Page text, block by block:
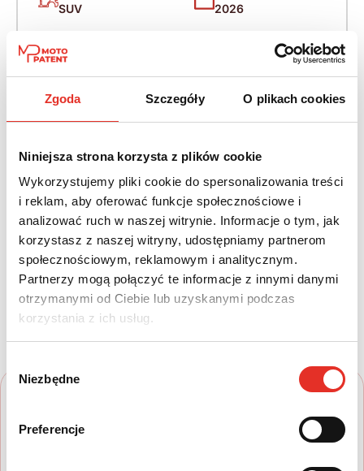
Zgoda Szczegóły O plikach cookies
Niniejsza strona korzysta z plików cookie
Wykorzystujemy pliki cookie do spersonalizowania treści
i reklam, aby oferować funkcje społecznościowe i
analizować ruch w naszej witrynie. Informacje o tym, jak
korzystasz z naszej witryny, udostępniamy partnerom
społecznościowym, reklamowym i analitycznym.
Partnerzy mogą połączyć te informacje z innymi danymi
otrzymanymi od Ciebie lub uzyskanymi podczas
korzystania z ich usług.
zgody
Niezbędne
Preferencje
SUV
2026
Napęd:
Na przód
Automatyczna
Benzyna
Moc (KM):
265
Leasing netto od:
2 786 zł
3 427 zł brutto / msc.
219 429 zł
Twój nowy samochód w kilku
prostych krokach